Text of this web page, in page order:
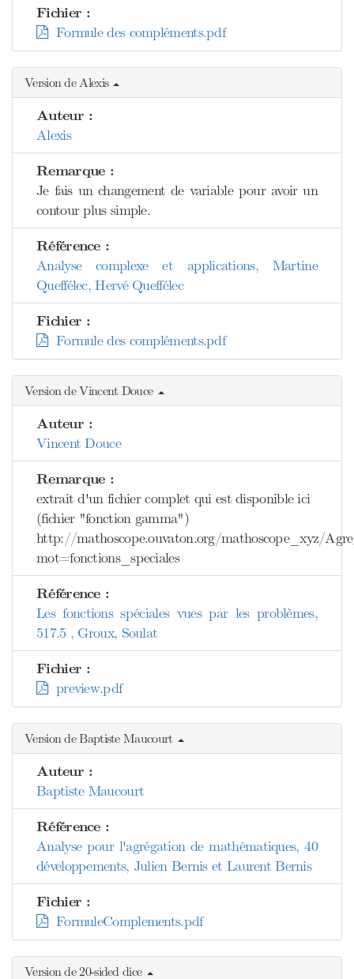
Fichier :
Formule des compléments.pdf
Version de Alexis
Auteur :
Alexis
Remarque :
Je fais un changement de variable pour avoir un
contour plus simple.
Référence :
Analyse complexe et applications, Martine
Queffélec, Hervé Queffélec
Fichier :
Formule des compléments.pdf
Version de Vincent Douce
Auteur :
Vincent Douce
Remarque :
extrait d'un fichier complet qui est disponible ici
(fichier "fonction gamma")
http://mathoscope.ouvaton.org/mathoscope_xyz/
mot=fonctions_speciales
Référence :
Les fonctions spéciales vues par les problèmes,
517.5 , Groux, Soulat
Fichier :
preview.pdf
Version de Baptiste Maucourt
Auteur :
Baptiste Maucourt
Référence :
Analyse pour l'agrégation de mathématiques, 40
développements, Julien Bernis et Laurent Bernis
Fichier :
FormuleComplements.pdf
Version de 20-sided dice